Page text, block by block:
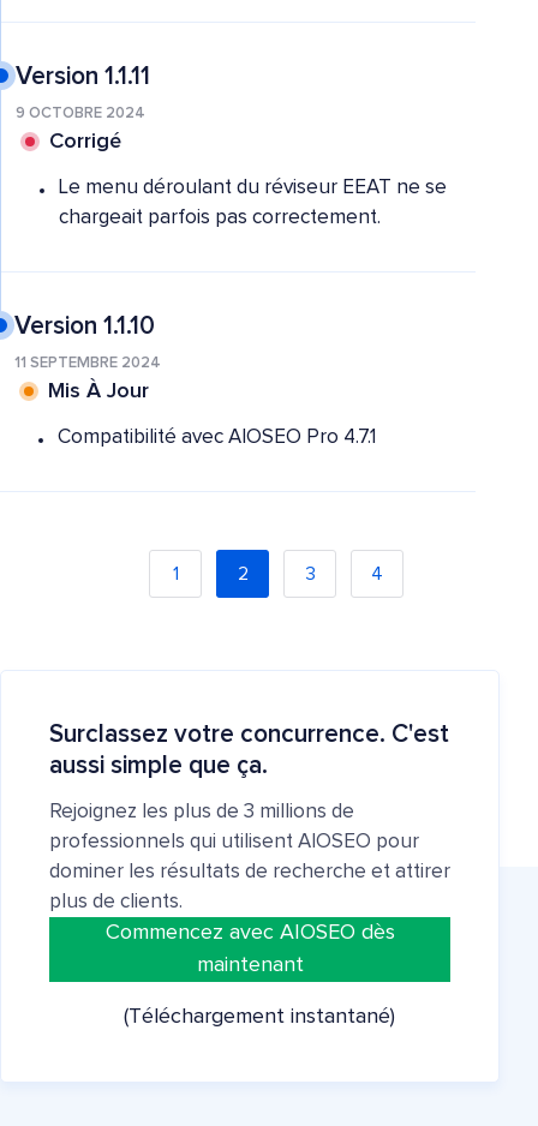
Version 1.1.11
9 OCTOBRE 2024
Corrigé
Le menu déroulant du réviseur EEAT ne se
chargeait parfois pas correctement.
Version 1.1.10
11 SEPTEMBRE 2024
Mis À Jour
Compatibilité avec AIOSEO Pro 4.7.1
1 2 3 4
Surclassez votre concurrence. C'est
aussi simple que ça.
Rejoignez les plus de 3 millions de
professionnels qui utilisent AIOSEO pour
dominer les résultats de recherche et attirer
plus de clients.
Commencez avec AIOSEO dès
maintenant
(Téléchargement instantané)